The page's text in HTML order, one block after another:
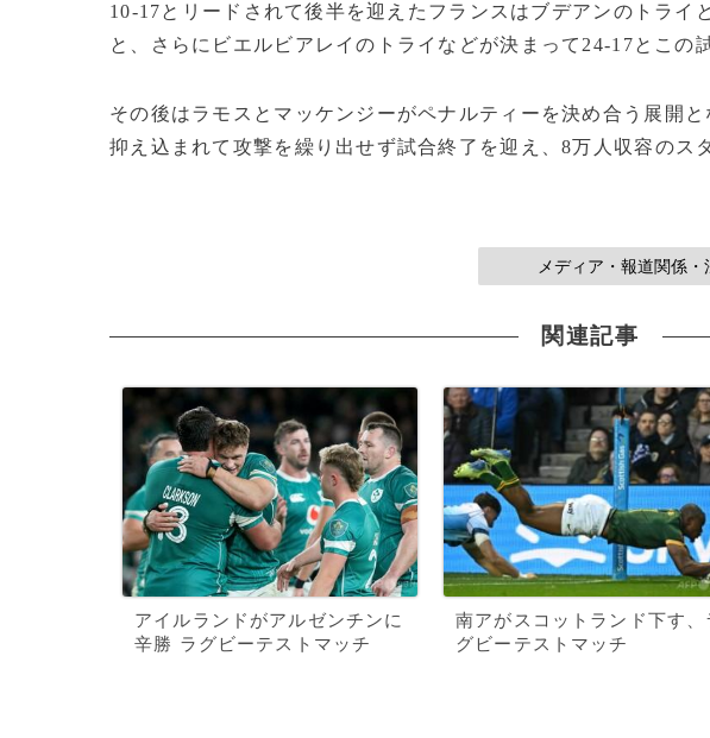
10‐17とリードされて後半を迎えたフランスはブデアンのトライ
と、さらにビエルビアレイのトライなどが決まって24-17とこの
その後はラモスとマッケンジーがペナルティーを決め合う展開
抑え込まれて攻撃を繰り出せず試合終了を迎え、8万人収容のス
メディア・報道関係
関連記事
アイルランドがアルゼンチンに
辛勝 ラグビーテストマッチ
南アがスコットランド下す、
グビーテストマッチ